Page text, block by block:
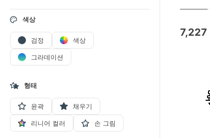
색상
검정 색상
그라데이션
형태
윤곽 채우기
리니어 컬러 손 그림
7,227